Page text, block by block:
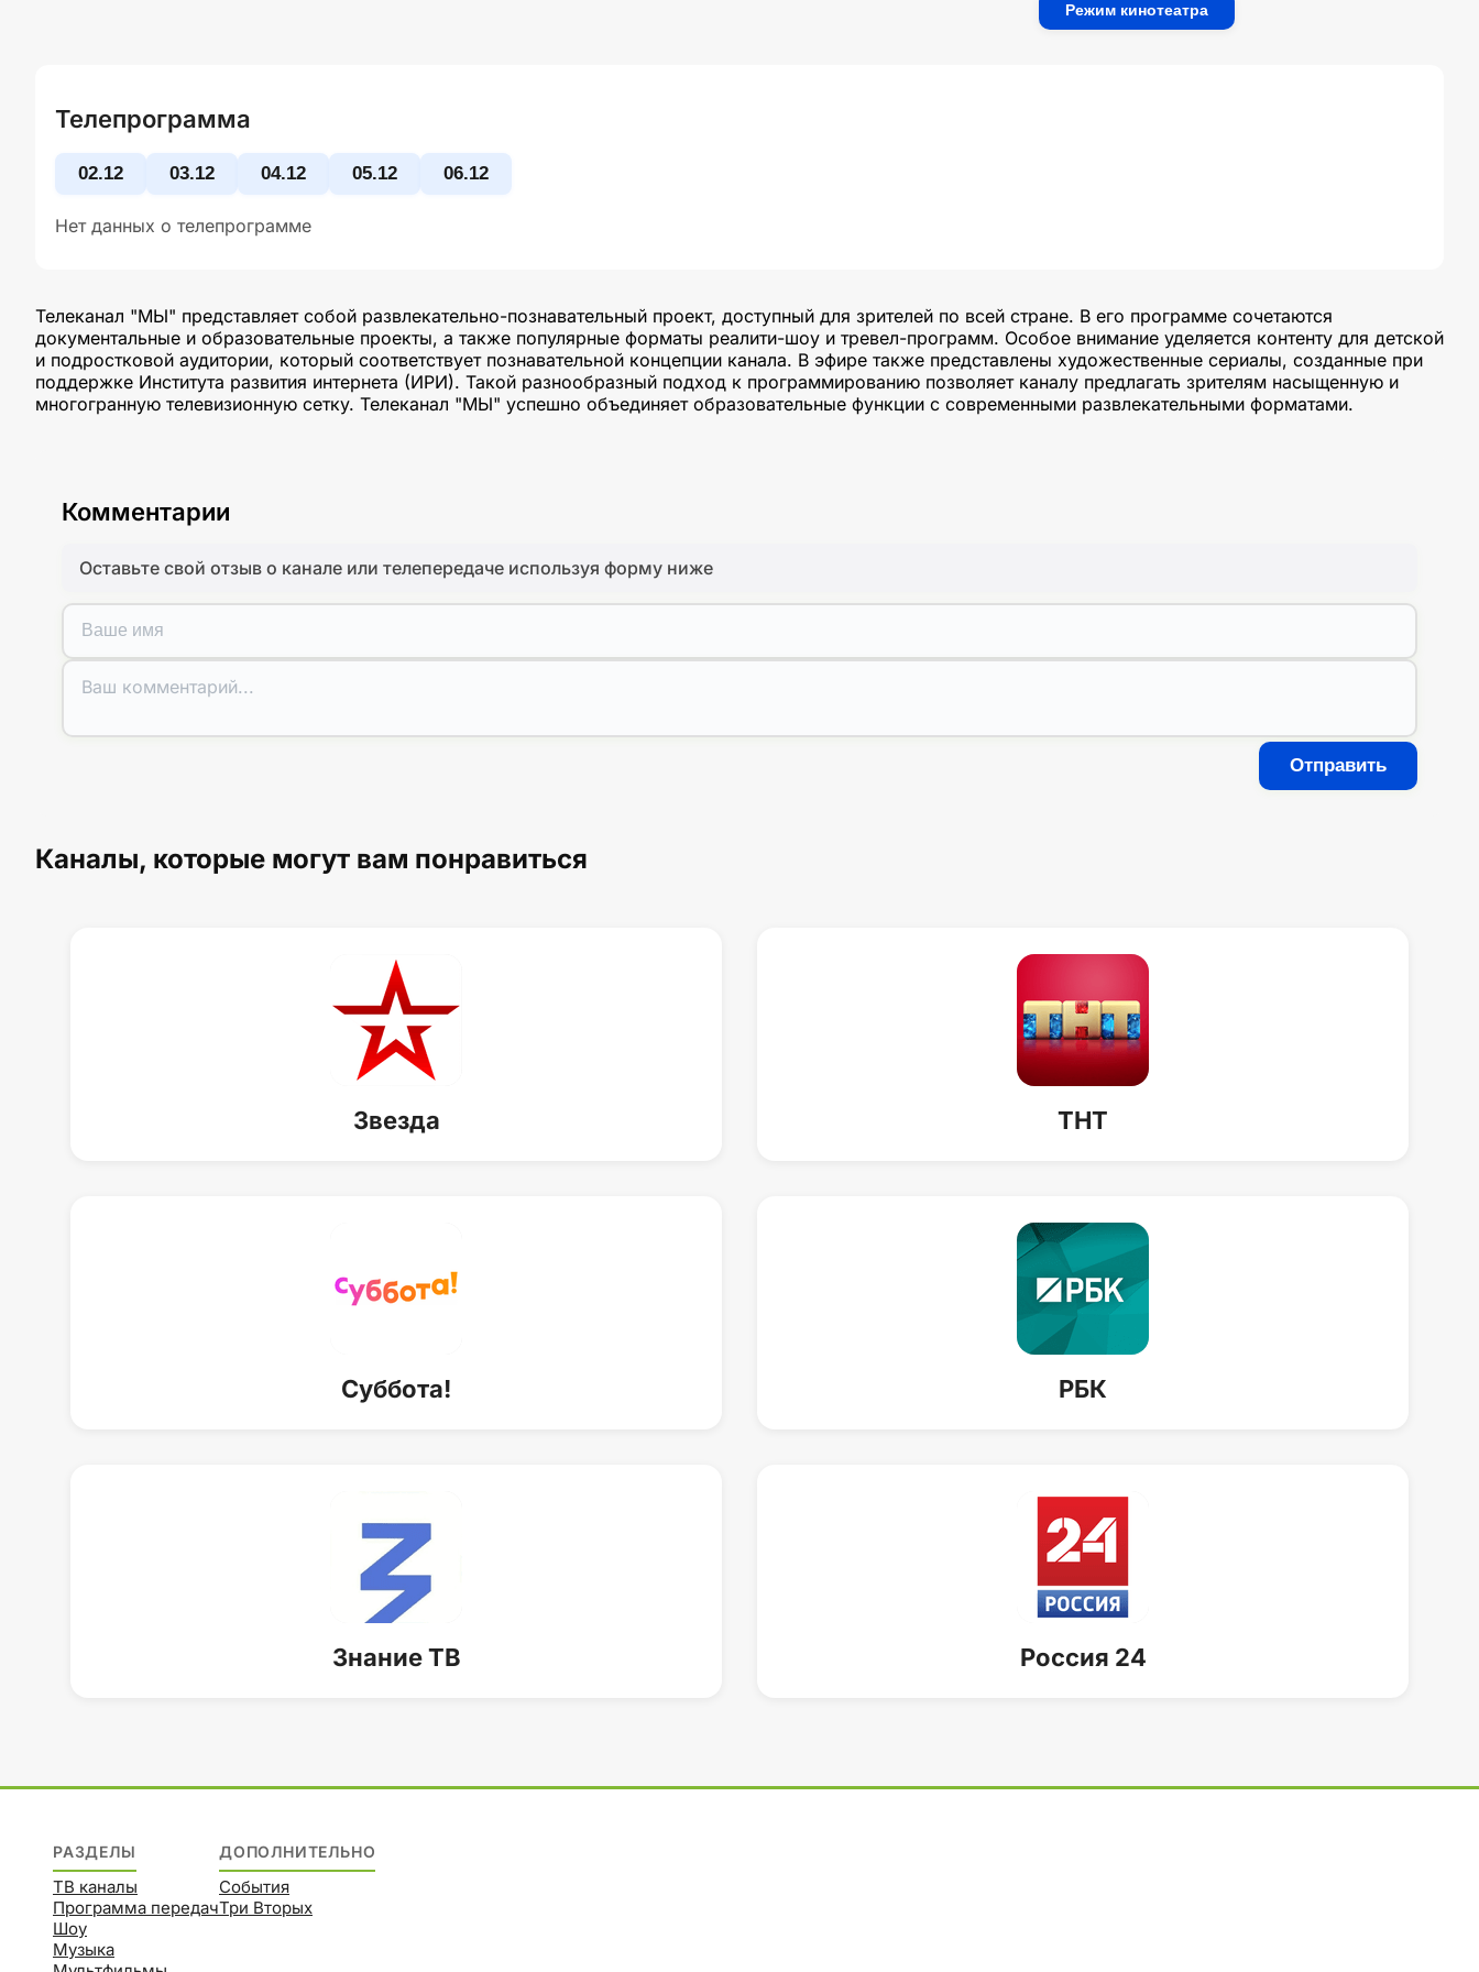
Режим кинотеатра
Телепрограмма
02.12 03.12 04.12 05.12 06.12
Нет данных о телепрограмме
Телеканал "МЫ" представляет собой развлекательно-познавательный проект, доступный для зрителей по всей стране. В его программе сочетаются
документальные и образовательные проекты, а также популярные форматы реалити-шоу и тревел-программ. Особое внимание уделяется контенту для детской
и подростковой аудитории, который соответствует познавательной концепции канала. В эфире также представлены художественные сериалы, созданные при
поддержке Института развития интернета (ИРИ). Такой разнообразный подход к программированию позволяет каналу предлагать зрителям насыщенную и
многогранную телевизионную сетку. Телеканал "МЫ" успешно объединяет образовательные функции с современными развлекательными форматами.
Комментарии
Оставьте свой отзыв о канале или телепередаче используя форму ниже
Отправить
Каналы, которые могут вам понравиться
Звезда ТНТ
Суббота! РБК
Знание ТВ Россия 24
РАЗДЕЛЫ
ТВ каналы
Программа передач
Шоу
Музыка
ДОПОЛНИТЕЛЬНО
События
Три Вторых